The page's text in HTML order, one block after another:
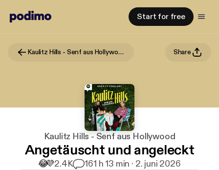
Start for free
Kaulitz Hills - Senf aus Hollywood Share
Kaulitz Hills - Senf aus Hollywood
Angetäuscht und angeleckt
😂💜2.4K 161 h 13 min · 2. juni 2026